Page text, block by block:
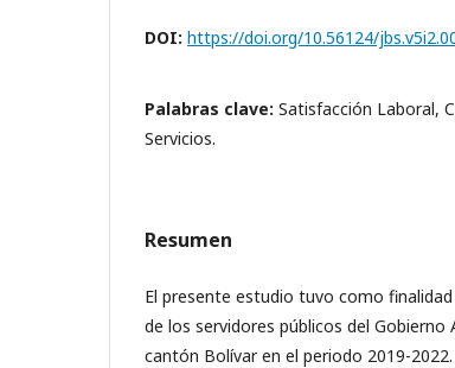
DOI: https://doi.org/10.56124/
Palabras clave: Satisfacción Laboral,
Servicios.
Resumen
El presente estudio tuvo como
de los servidores públicos del
cantón Bolívar en el periodo 2019-